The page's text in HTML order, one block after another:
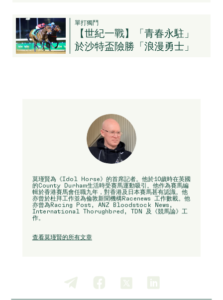
單打獨鬥
【世紀一戰】「青春永駐」
於沙特盃險勝「浪漫勇士」
莫瑾賢為《Idol Horse》的首席記者。他於10歲時在英國
的County Durham生活時受賽馬運動吸引。他作為賽馬編
輯於香港賽馬會任職九年，對香港及日本賽馬甚有認識。他
亦曾於杜拜工作並為倫敦新聞機構Racenews 工作數載。他
亦曾為Racing Post, ANZ Bloodstock News,
International Thorughbred, TDN 及《競馬論》工
作。
查看莫瑾賢的所有文章